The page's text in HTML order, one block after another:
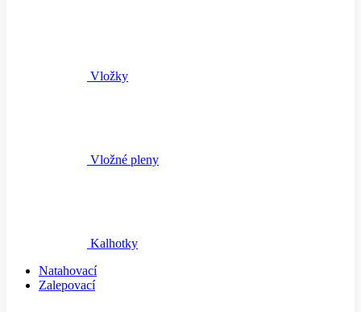
Vložky
Vložné pleny
Kalhotky
Natahovací
Zalepovací